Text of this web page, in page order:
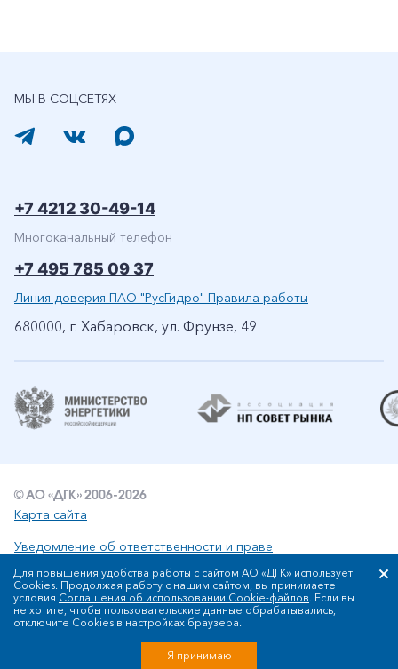
МЫ В СОЦСЕТЯХ
+7 4212 30-49-14
Многоканальный телефон
+7 495 785 09 37
Линия доверия ПАО "РусГидро" Правила работы
680000, г. Хабаровск, ул. Фрунзе, 49
© АО «ДГК» 2006-2026
Карта сайта
Уведомление об ответственности и праве
интеллектуальной собственности
Политика АО «ДГК» в отношении обработки персональных
данных
Сообщить об ошибке: ctrl+enter
Для повышения удобства работы с сайтом АО «ДГК» использует
Cookies. Продолжая работу с нашим сайтом, вы принимаете
условия Соглашения об использовании Cookie-файлов. Если вы
не хотите, чтобы пользовательские данные обрабатывались,
отключите Cookies в настройках браузера.
Я принимаю